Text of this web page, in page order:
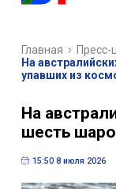
Главная Пресс-
На
упавших из
На
шесть
15:50 8 июля 2026